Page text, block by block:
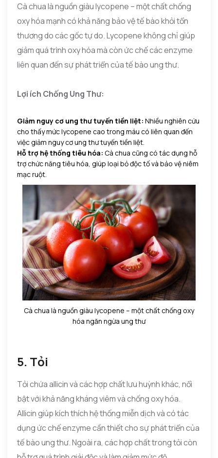
Cà chua là nguồn giàu lycopene – một chất chống
oxy hóa mạnh có khả năng bảo vệ tế bào khỏi tổn
thương do các gốc tự do. Lycopene không chỉ giúp
giảm quá trình oxy hóa mà còn ức chế các enzyme
liên quan đến sự phát triển của tế bào ung thư.
Lợi ích Chống Ung Thư:
Giảm nguy cơ ung thư tuyến tiền liệt: Nhiều nghiên cứu
cho thấy mức lycopene cao trong máu có liên quan đến
việc giảm nguy cơ ung thư tuyến tiền liệt.
Hỗ trợ hệ thống tiêu hóa: Cà chua cũng có tác dụng hỗ
trợ chức năng tiêu hóa, giúp loại bỏ độc tố và bảo vệ niêm
mạc ruột.
Cà chua là nguồn giàu lycopene – một chất chống oxy
hóa ngăn ngừa ung thư
5. Tỏi
Tỏi chứa allicin và các hợp chất lưu huỳnh khác, nổi
bật với khả năng kháng viêm và chống oxy hóa.
Allicin giúp kích thích hệ thống miễn dịch và có tác
dụng ức chế enzyme cần thiết cho sự phát triển của
tế bào ung thư. Ngoài ra, các hợp chất trong tỏi còn